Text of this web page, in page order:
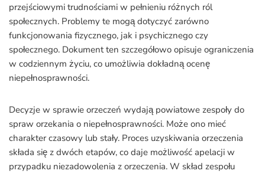
przejściowymi trudnościami w pełnieniu różnych ról
społecznych. Problemy te mogą dotyczyć zarówno
funkcjonowania fizycznego, jak i psychicznego czy
społecznego. Dokument ten szczegółowo opisuje ograniczenia
w codziennym życiu, co umożliwia dokładną ocenę
niepełnosprawności.
Decyzje w sprawie orzeczeń wydają powiatowe zespoły do
spraw orzekania o niepełnosprawności. Może ono mieć
charakter czasowy lub stały. Proces uzyskiwania orzeczenia
składa się z dwóch etapów, co daje możliwość apelacji w
przypadku niezadowolenia z orzeczenia. W skład zespołu